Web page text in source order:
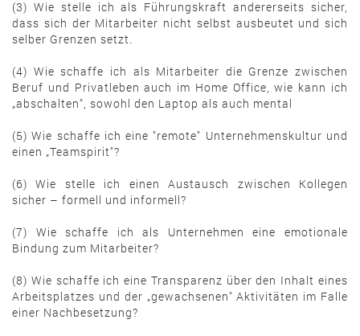
(3) Wie stelle ich als Führungskraft andererseits sicher,
dass sich der Mitarbeiter nicht selbst ausbeutet und sich
selber Grenzen setzt.
(4) Wie schaffe ich als Mitarbeiter die Grenze zwischen
Beruf und Privatleben auch im Home Office, wie kann ich
„abschalten", sowohl den Laptop als auch mental
(5) Wie schaffe ich eine "remote" Unternehmenskultur und
einen „Teamspirit"?
(6) Wie stelle ich einen Austausch zwischen Kollegen
sicher – formell und informell?
(7) Wie schaffe ich als Unternehmen eine emotionale
Bindung zum Mitarbeiter?
(8) Wie schaffe ich eine Transparenz über den Inhalt eines
Arbeitsplatzes und der „gewachsenen" Aktivitäten im Falle
einer Nachbesetzung?